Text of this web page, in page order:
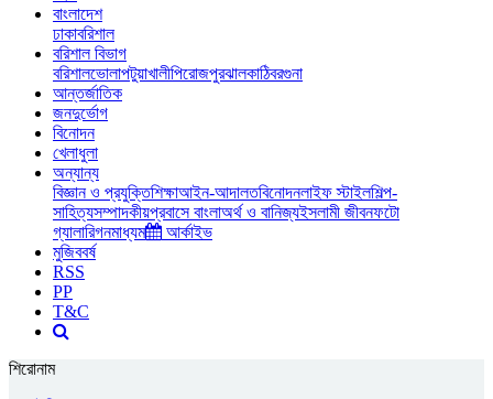
বাংলাদেশ
ঢাকাবরিশাল
বরিশাল বিভাগ
বরিশালভোলাপটুয়াখালীপিরোজপুরঝালকাঠিবরগুনা
আন্তর্জাতিক
জনদুর্ভোগ
বিনোদন
খেলাধুলা
অন্যান্য
বিজ্ঞান ও প্রযুক্তিশিক্ষাআইন-আদালতবিনোদনলাইফ স্টাইলশিল্প-
সাহিত্যসম্পাদকীয়প্রবাসে বাংলাঅর্থ ও বানিজ্যইসলামী জীবনফটো
গ্যালারিগনমাধ্যম
আর্কাইভ
মুজিববর্ষ
RSS
PP
T&C
শিরোনাম